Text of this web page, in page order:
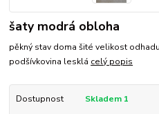
šaty modrá obloha
pěkný stav doma šité velikost
podšívkovina lesklá celý popis
Dostupnost Skladem 1